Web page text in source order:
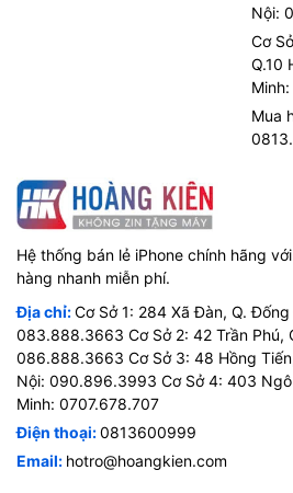
Nội:
Cơ
Q.10
Mua
Hệ thống bán lẻ iPhone chính hãng
hàng nhanh miễn phí.
Địa chỉ:Cơ Sở 1: 284 Xã Đàn, Q.
083.888.3663 Cơ Sở 2: 42 Trần Phú,
086.888.3663 Cơ Sở 3: 48 Hồng
Nội: 090.896.3993 Cơ Sở 4: 403 Ngô
Minh: 0707.678.707
Điện thoại:0813600999
Email: hotro@hoangkien.com